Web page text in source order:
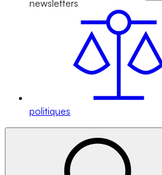
newsletters
politiques